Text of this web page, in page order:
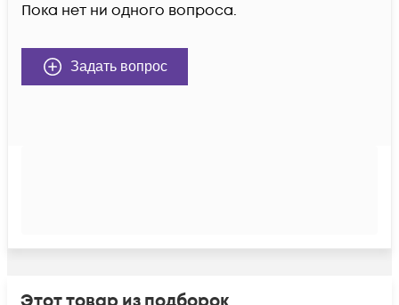
Пока нет ни одного вопроса.
Задать вопрос